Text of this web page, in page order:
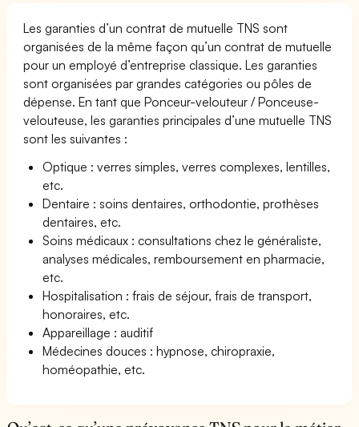
Les garanties d’un contrat de mutuelle TNS sont
organisées de la même façon qu’un contrat de mutuelle
pour un employé d’entreprise classique. Les garanties
sont organisées par grandes catégories ou pôles de
dépense. En tant que Ponceur-velouteur / Ponceuse-
velouteuse, les garanties principales d’une mutuelle TNS
sont les suivantes :
Optique : verres simples, verres complexes, lentilles,
etc.
Dentaire : soins dentaires, orthodontie, prothèses
dentaires, etc.
Soins médicaux : consultations chez le généraliste,
analyses médicales, remboursement en pharmacie,
etc.
Hospitalisation : frais de séjour, frais de transport,
honoraires, etc.
Appareillage : auditif
Médecines douces : hypnose, chiropraxie,
homéopathie, etc.